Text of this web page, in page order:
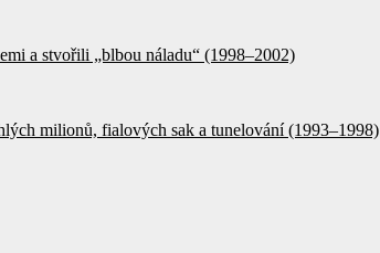
a stvořili „blbou náladu“ (1998–2002)
milionů, fialových sak a tunelování (1993–1998)